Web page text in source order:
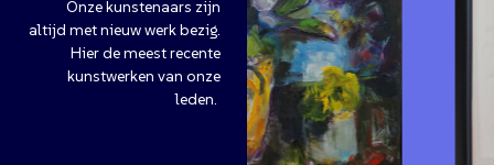
Onze kunstenaars zijn
altijd met nieuw werk bezig.
Hier de meest recente
kunstwerken van onze
leden.